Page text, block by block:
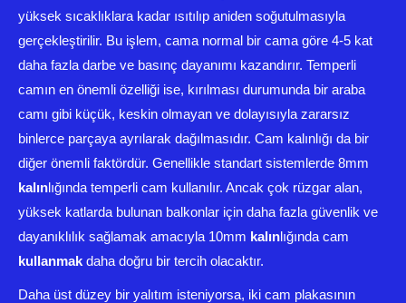
yüksek sıcaklıklara kadar ısıtılıp aniden soğutulmasıyla
gerçekleştirilir. Bu işlem, cama normal bir cama göre 4-5 kat
daha fazla darbe ve basınç dayanımı kazandırır. Temperli
camın en önemli özelliği ise, kırılması durumunda bir araba
camı gibi küçük, keskin olmayan ve dolayısıyla zararsız
binlerce parçaya ayrılarak dağılmasıdır. Cam kalınlığı da bir
diğer önemli faktördür. Genellikle standart sistemlerde 8mm
kalınlığında temperli cam kullanılır. Ancak çok rüzgar alan,
yüksek katlarda bulunan balkonlar için daha fazla güvenlik ve
dayanıklılık sağlamak amacıyla 10mm kalınlığında cam
kullanmak daha doğru bir tercih olacaktır.
Daha üst düzey bir yalıtım isteniyorsa, iki cam plakasının